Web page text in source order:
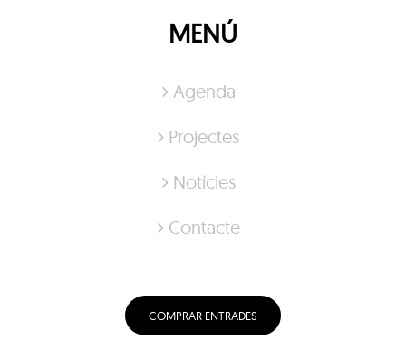
MENÚ
Agenda
Projectes
Notícies
Contacte
COMPRAR ENTRADES